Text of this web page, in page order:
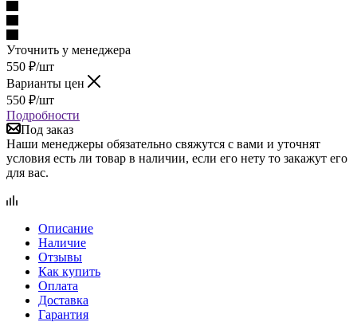
Уточнить у менеджера
550 ₽/шт
Варианты цен
550 ₽/шт
Подробности
Под заказ
Наши менеджеры обязательно свяжутся с вами и уточнят
условия есть ли товар в наличии, если его нету то закажут его
для вас.
Описание
Наличие
Отзывы
Как купить
Оплата
Доставка
Гарантия